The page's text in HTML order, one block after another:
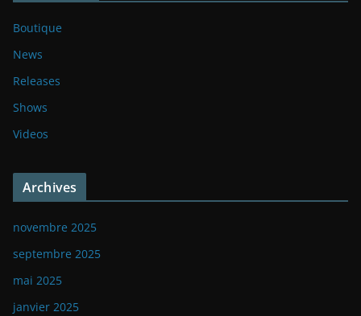
Boutique
News
Releases
Shows
Videos
Archives
novembre 2025
septembre 2025
mai 2025
janvier 2025